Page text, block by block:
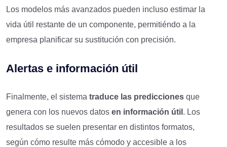
Los modelos más avanzados pueden incluso estimar la
vida útil restante de un componente, permitiéndo a la
empresa planificar su sustitución con precisión.
Alertas e información útil
Finalmente, el sistema traduce las predicciones que
genera con los nuevos datos en información útil . Los
resultados se suelen presentar en distintos formatos,
según cómo resulte más cómodo y accesible a los